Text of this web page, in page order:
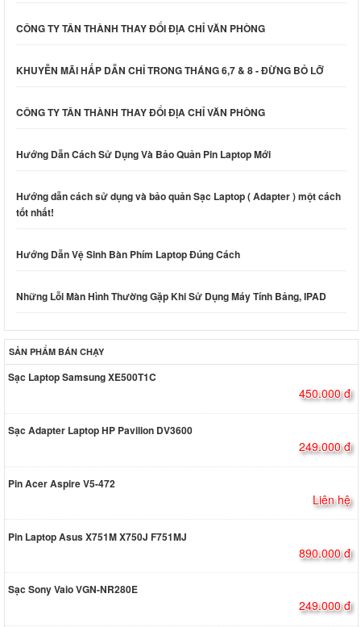
CÔNG TY TÂN THÀNH THAY ĐỔI ĐỊA CHỈ VĂN PHÒNG
KHUYỄN MÃI HẤP DẪN CHỈ TRONG THÁNG 6,7 & 8 - ĐỪNG BỎ LỠ
CÔNG TY TÂN THÀNH THAY ĐỔI ĐỊA CHỈ VĂN PHÒNG
Hướng Dẫn Cách Sử Dụng Và Bảo Quản Pin Laptop Mới
Hướng dẫn cách sử dụng và bảo quản Sạc Laptop ( Adapter ) một cách
tốt nhất!
Hướng Dẫn Vệ Sinh Bàn Phím Laptop Đúng Cách
Những Lỗi Màn Hình Thường Gặp Khi Sử Dụng Máy Tính Bảng, IPAD
SẢN PHẨM BÁN CHẠY
Sạc Laptop Samsung XE500T1C
450.000 đ
Sạc Adapter Laptop HP Pavilion DV3600
249.000 đ
Pin Acer Aspire V5-472
Liên hệ
Pin Laptop Asus X751M X750J F751MJ
890.000 đ
Sạc Sony Vaio VGN-NR280E
249.000 đ